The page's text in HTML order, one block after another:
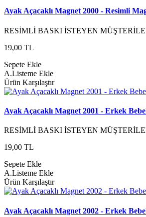
Ayak Açacaklı Magnet 2000 - Resimli
RESİMLİ BASKI İSTEYEN
19,00 TL
Sepete Ekle
A.Listeme Ekle
Ürün Karşılaştır
Ayak Açacaklı Magnet 2001 - Erkek
RESİMLİ BASKI İSTEYEN
19,00 TL
Sepete Ekle
A.Listeme Ekle
Ürün Karşılaştır
Ayak Açacaklı Magnet 2002 - Erkek